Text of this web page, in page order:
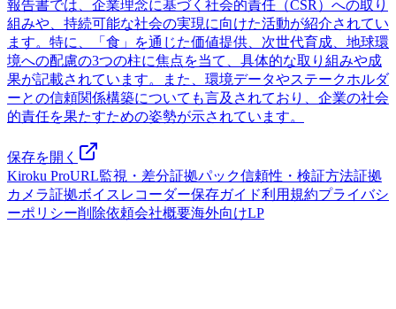
報告書では、企業理念に基づく社会的責任（CSR）への取り
組みや、持続可能な社会の実現に向けた活動が紹介されてい
ます。特に、「食」を通じた価値提供、次世代育成、地球環
境への配慮の3つの柱に焦点を当て、具体的な取り組みや成
果が記載されています。また、環境データやステークホルダ
ーとの信頼関係構築についても言及されており、企業の社会
的責任を果たすための姿勢が示されています。
保存を開く
Kiroku ProURL監視・差分証拠パック信頼性・検証方法証拠
カメラ証拠ボイスレコーダー保存ガイド利用規約プライバシ
ーポリシー削除依頼会社概要海外向けLP